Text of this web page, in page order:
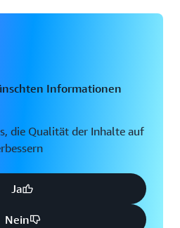
Informationen
die Qualität der Inhalte auf
Ja
Nein